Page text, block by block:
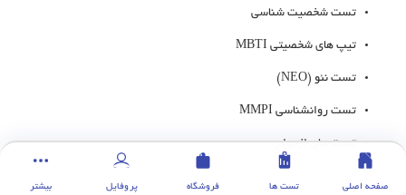
تست شخصیت شناسی
تیپ های شخصیتی ‏MBTI
تست نئو (NEO)
تست روانشناسی MMPI
تست های ازدواج
صفحه اصلی تست ها فروشگاه پروفایل بیشتر